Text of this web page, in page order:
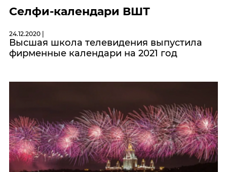
Селфи-календари ВШТ
24.12.2020 |
Высшая школа телевидения выпустила
фирменные календари на 2021 год